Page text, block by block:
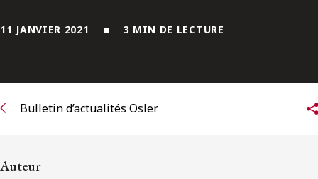
Réseau des anciens d’Osler
ENGLISH
S’abonner
11 JANVIER 2021 3 MIN DE LECTURE
Bulletin d’actualités Osler
Auteur